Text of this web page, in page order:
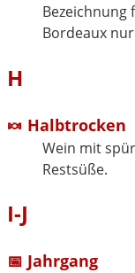
Bezeichnung
Bordeaux
H
🍬 Halbtrocken
Wein mit
Restsüße.
I-J
📅 Jahrgang